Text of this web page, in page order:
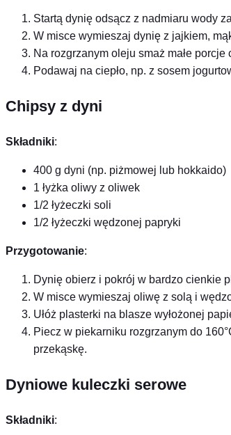
Startą dynię odsącz z nadmiaru wody
W misce wymieszaj dynię z jajkiem,
Na rozgrzanym oleju smaż małe
Podawaj na ciepło, np. z sosem
Chipsy z dyni
Składniki:
400 g dyni (np. piżmowej lub hokkaido)
1 łyżka oliwy z oliwek
1/2 łyżeczki soli
1/2 łyżeczki wędzonej papryki
Przygotowanie:
Dynię obierz i pokrój w bardzo cienkie
W misce wymieszaj oliwę z solą i
Ułóż plasterki na blasze wyłożonej
Piecz w piekarniku rozgrzanym do
przekąskę.
Dyniowe kuleczki serowe
Składniki: